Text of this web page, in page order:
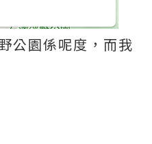
公園係呢度，而我